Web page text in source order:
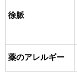
徐脈
薬のアレルギー